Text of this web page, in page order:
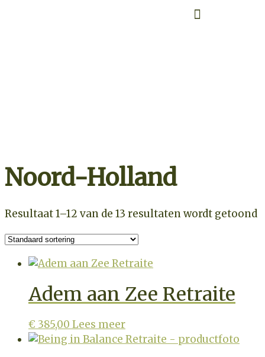
Noord-Holland
Resultaat 1–12 van de 13 resultaten wordt getoond
Adem aan Zee Retraite
€ 385,00 Lees meer